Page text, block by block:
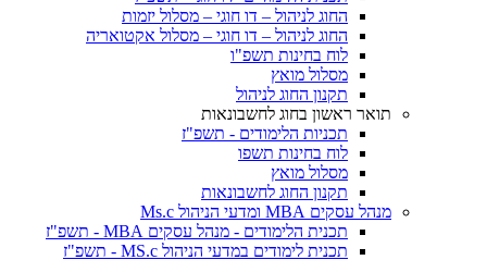
החוג לניהול – דו חוגי – מסלול יזמות
החוג לניהול – דו חוגי – מסלול אקטואריה
לוח בחינות תשפ"ו
מסלול מואץ
תקנון החוג לניהול
תואר ראשון בחוג לחשבונאות
תכניות הלימודים - תשפ"ז
לוח בחינות תשפו
מסלול מואץ
תקנון החוג לחשבונאות
מנהל עסקים MBA ומדעי הניהול Ms.c
תכנית הלימודים - מנהל עסקים MBA - תשפ"ז
תכנית לימודים במדעי הניהול MS.c - תשפ"ז